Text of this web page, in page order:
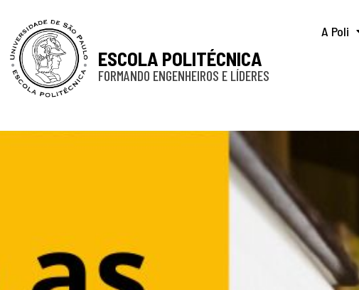
ESCOLA POLITÉCNICA
FORMANDO ENGENHEIROS E LÍDERES
A Poli